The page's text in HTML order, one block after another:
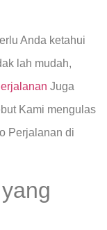
Anda ketahui
lah mudah,
Juga
Kami mengulas
Perjalanan di